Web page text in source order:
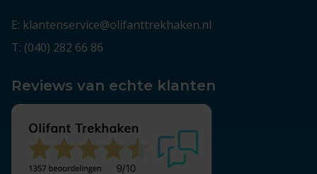
E: klantenservice@olifanttrekhaken.nl
T: (040) 282 66 86
Reviews van echte klanten